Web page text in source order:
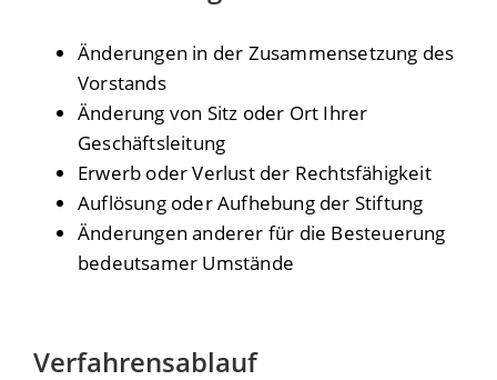
Änderungen in der Zusammensetzung des
Vorstands
Änderung von Sitz oder Ort Ihrer
Geschäftsleitung
Erwerb oder Verlust der Rechtsfähigkeit
Auflösung oder Aufhebung der Stiftung
Änderungen anderer für die Besteuerung
bedeutsamer Umstände
Verfahrensablauf